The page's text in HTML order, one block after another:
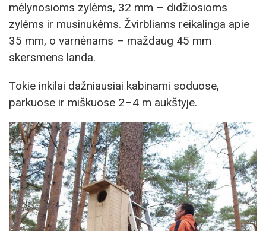
mėlynosioms zylėms, 32 mm – didžiosioms
zylėms ir musinukėms. Žvirbliams reikalinga apie
35 mm, o varnėnams – maždaug 45 mm
skersmens landa.
Tokie inkilai dažniausiai kabinami soduose,
parkuose ir miškuose 2–4 m aukštyje.